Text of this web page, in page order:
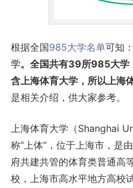
根据全国985大学名单可知：
学。全国共有39所985大学
含上海体育大学，所以上海
是相关介绍，供大家参考。
上海体育大学（Shanghai
称“上体”，位于上海市，是
府共建共管的体育类普通高
校，上海市高水平地方高校